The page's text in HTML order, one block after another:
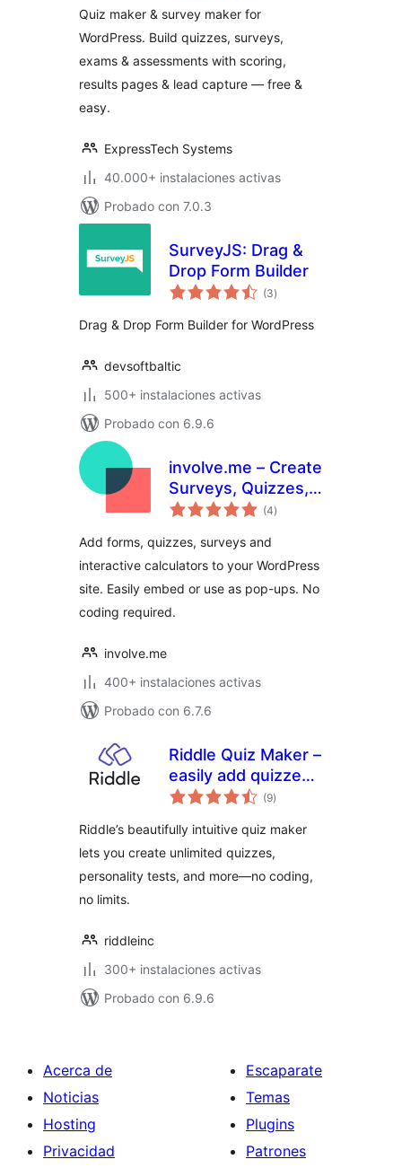
Quiz maker & survey maker for
WordPress. Build quizzes, surveys,
exams & assessments with scoring,
results pages & lead capture — free &
easy.
ExpressTech Systems
40.000+ instalaciones activas
Probado con 7.0.3
SurveyJS: Drag &
Drop Form Builder
(3total
de
)
Drag & Drop Form Builder for WordPress
devsoftbaltic
500+ instalaciones activas
Probado con 6.9.6
involve.me – Create
Surveys, Quizzes,
Calculators &
Embedded Widgets
or Pop-ups
(4total
de
)
Add forms, quizzes, surveys and
interactive calculators to your WordPress
site. Easily embed or use as pop-ups. No
coding required.
involve.me
400+ instalaciones activas
Probado con 6.7.6
Riddle Quiz Maker –
easily add quizzes
with unlimited lead
site
(9total
de
)
Riddle’s beautifully intuitive quiz maker
lets you create unlimited quizzes,
personality tests, and more—no coding,
no limits.
riddleinc
300+ instalaciones activas
Probado con 6.9.6
Acerca de
Noticias
Hosting
Privacidad
Escaparate
Temas
Plugins
Patrones